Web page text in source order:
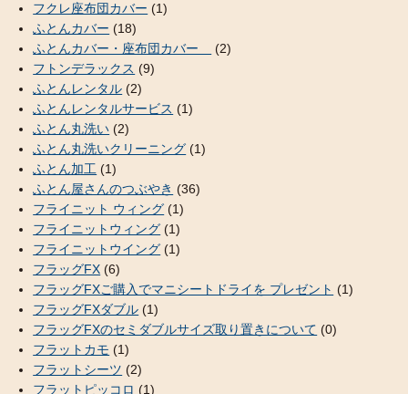
フクレ座布団カバー (1)
ふとんカバー (18)
ふとんカバー・座布団カバー
(2)
フトンデラックス (9)
ふとんレンタル (2)
ふとんレンタルサービス (1)
ふとん丸洗い (2)
ふとん丸洗いクリーニング (1)
ふとん加工 (1)
ふとん屋さんのつぶやき (36)
フライニット ウィング (1)
フライニットウィング (1)
フライニットウイング (1)
フラッグFX (6)
フラッグFXご購入でマニシートドライを プレゼント (1)
フラッグFXダブル (1)
フラッグFXのセミダブルサイズ取り置きについて (0)
フラットカモ (1)
フラットシーツ (2)
フラットピッコロ (1)